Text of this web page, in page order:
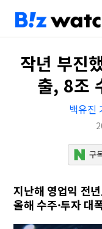
작년 부진
출, 8조
백유진
지난해 영업익 전
올해 수주·투자 대